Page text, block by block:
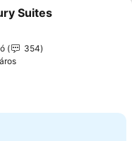
a kedvencekhez
Suites
354